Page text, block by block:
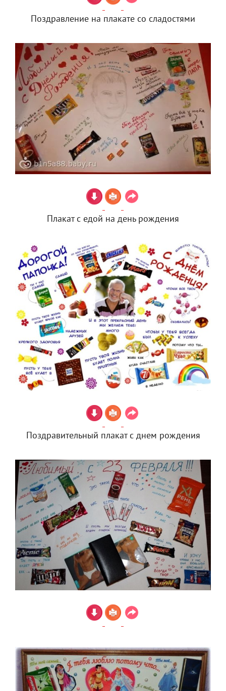
Поздравление на плакате со сладостями
Плакат с едой на день рождения
Поздравительный плакат с днем рождения